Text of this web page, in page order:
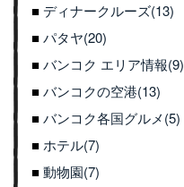
ディナークルーズ(13)
パタヤ(20)
バンコク エリア情報(9)
バンコクの空港(13)
バンコク各国グルメ(5)
ホテル(7)
動物園(7)